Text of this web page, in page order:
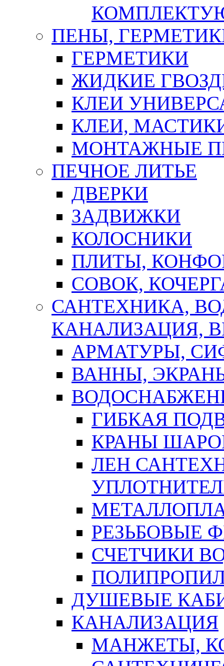
ПЕНЫ,
ГЕРМЕТИКИ
ЖИДКИЕ
КЛЕИ
КЛЕИ,
МОНТАЖНЫЕ
ПЕЧНОЕ ЛИТЬЕ
ДВЕРКИ
ЗАДВИЖКИ
КОЛОСНИКИ
ПЛИТЫ,
СОВОК,
САНТЕХНИКА,
КАНАЛИЗАЦИЯ,
АРМАТУРЫ,
ВАННЫ,
ГИБКАЯ
КРАНЫ
ЛЕН
РЕЗЬБОВЫЕ
СЧЕТЧИКИ
ДУШЕВЫЕ
КАНАЛИЗАЦИЯ
МАНЖЕТЫ,